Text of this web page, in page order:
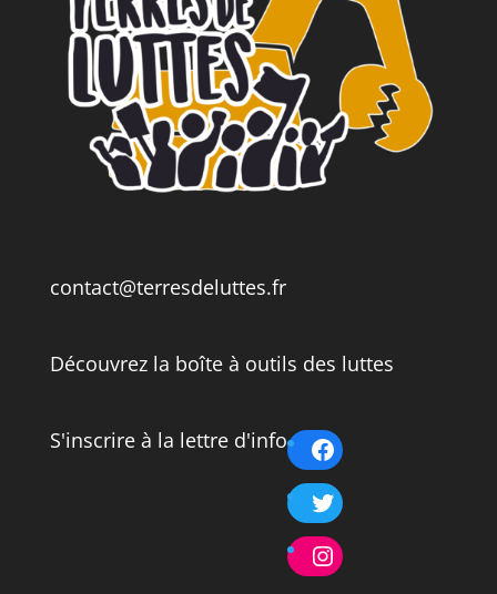
contact@terresdeluttes.fr
Découvrez la boîte à outils des luttes
S'inscrire à la lettre d'info
Facebook
Twitter
Instagram